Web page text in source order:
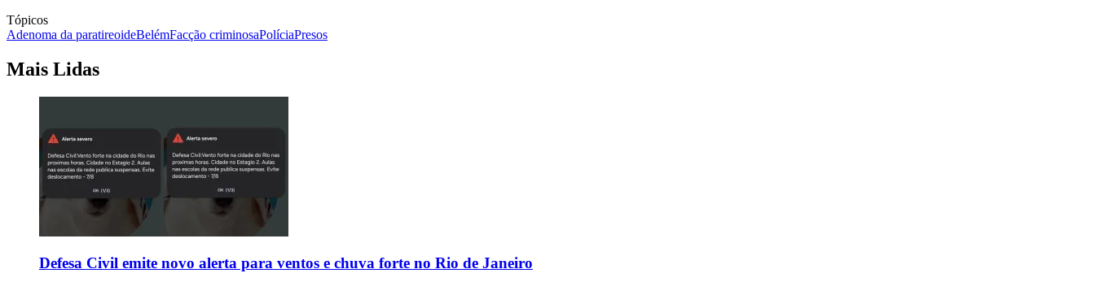
Tópicos
Adenoma da paratireoideBelémFacção criminosaPolíciaPresos
Mais Lidas
Defesa Civil emite novo alerta para ventos e chuva forte no Rio de Janeiro